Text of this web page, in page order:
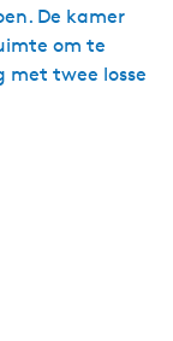
De kamer
om te
met twee losse